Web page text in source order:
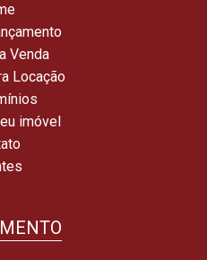
Venda
Locação
imóvel